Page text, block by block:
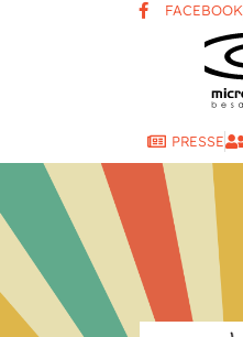
FACEBOOK
PRESSE